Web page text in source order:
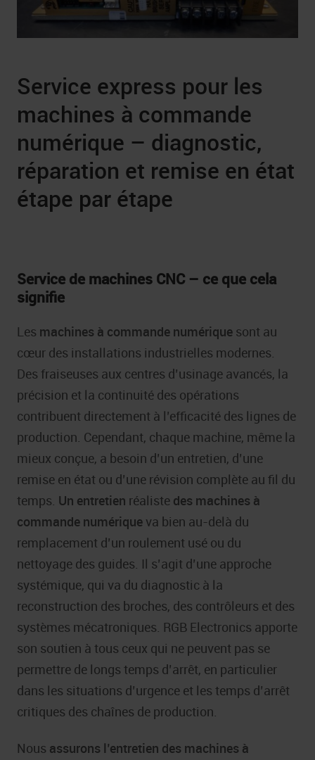
Service express pour les
machines à commande
numérique – diagnostic,
réparation et remise en état
étape par étape
Service de machines CNC – ce que cela
signifie
Les machines à commande numérique sont au
cœur des installations industrielles modernes.
Des fraiseuses aux centres d’usinage avancés, la
précision et la continuité des opérations
contribuent directement à l’efficacité des lignes de
production. Cependant, chaque machine, même la
mieux conçue, a besoin d’un entretien, d’une
remise en état ou d’une révision complète au fil du
temps. Un entretien réaliste des machines à
commande numérique va bien au-delà du
remplacement d’un roulement usé ou du
nettoyage des guides. Il s’agit d’une approche
systémique, qui va du diagnostic à la
reconstruction des broches, des contrôleurs et des
systèmes mécatroniques. RGB Electronics apporte
son soutien à tous ceux qui ne peuvent pas se
permettre de longs temps d’arrêt, en particulier
dans les situations d’urgence et les temps d’arrêt
critiques des chaînes de production.
Nous assurons l’entretien des machines à